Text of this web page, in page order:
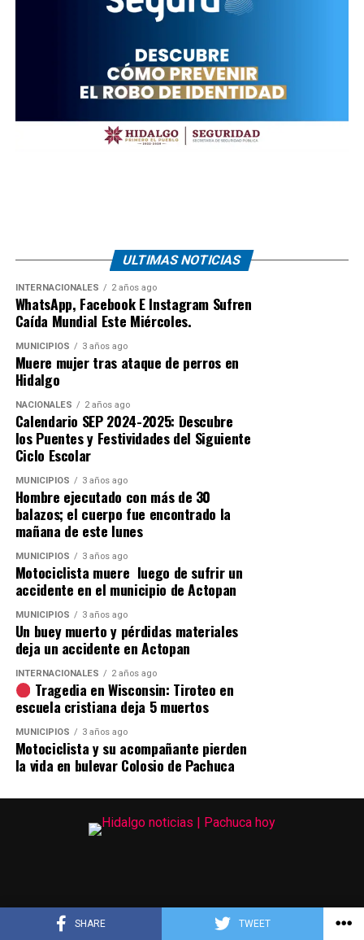
SHARE TWEET
ULTIMAS NOTICIAS
INTERNACIONALES 2 años ago
WhatsApp, Facebook E Instagram Sufren
Caída Mundial Este Miércoles.
MUNICIPIOS 3 años ago
Muere mujer tras ataque de perros en
Hidalgo
NACIONALES 2 años ago
Calendario SEP 2024-2025: Descubre
los Puentes y Festividades del Siguiente
Ciclo Escolar
MUNICIPIOS 3 años ago
Hombre ejecutado con más de 30
balazos; el cuerpo fue encontrado la
mañana de este lunes
MUNICIPIOS 3 años ago
Motociclista muere luego de sufrir un
accidente en el municipio de Actopan
MUNICIPIOS 3 años ago
Un buey muerto y pérdidas materiales
deja un accidente en Actopan
INTERNACIONALES 2 años ago
Tragedia en Wisconsin: Tiroteo en
escuela cristiana deja 5 muertos
MUNICIPIOS 3 años ago
Motociclista y su acompañante pierden
la vida en bulevar Colosio de Pachuca
Copyright © 2023